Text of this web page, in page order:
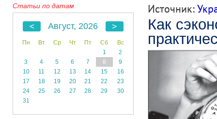
Статьи по датам
Август, 2026
Пн Вт Ср Чт Пт Сб
Вс
1
2
3
4 5 6 7 8
9
10
11 12 13 14 15
16
17
18 19 20 21 22
23
24
25 26 27 28 29
30
31
Источник:
Как